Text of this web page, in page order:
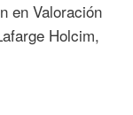
en Valoración
Holcim,